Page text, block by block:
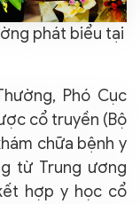
phát biểu tại
Phó Cục
cổ truyền (Bộ
chữa bệnh y
từ Trung ương
hợp y học cổ